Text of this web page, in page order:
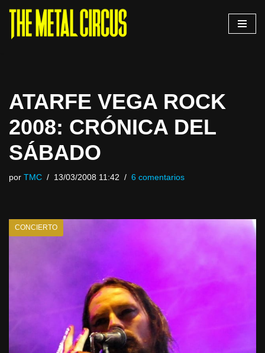
Saltar
ATARFE VEGA ROCK
2008: CRÓNICA DEL
SÁBADO
por TMC 13/03/2008 11:42 6 comentarios
CONCIERTO